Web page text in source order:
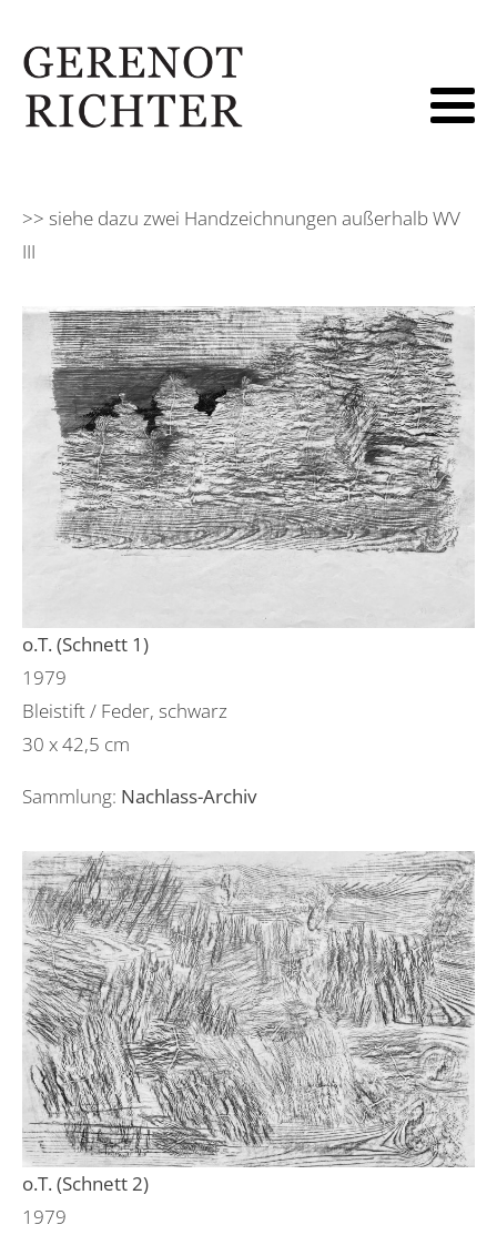
>> siehe dazu zwei Handzeichnungen außerhalb WV
III
o.T. (Schnett 1)
1979
Bleistift / Feder, schwarz
30 x 42,5 cm
Sammlung: Nachlass-Archiv
o.T. (Schnett 2)
1979